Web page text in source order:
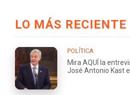
LO MÁS RECIENTE
POLÍTICA
Mira AQUÍ la
José Antonio Kast